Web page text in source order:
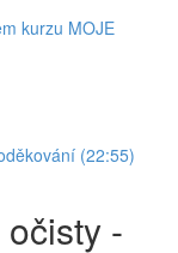
kurzu MOJE
(22:55)
-